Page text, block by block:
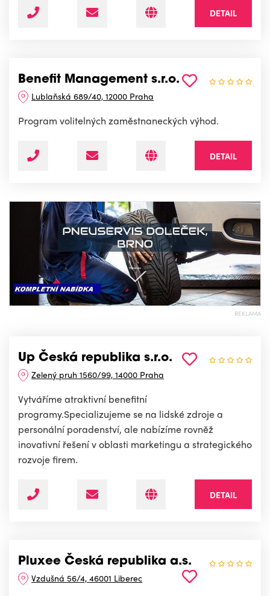
DETAIL
Benefit Management s.r.o.
Lublaňská 689/40, 12000 Praha
Program volitelných zaměstnaneckých výhod.
DETAIL
REKLAMA
Up Česká republika s.r.o.
Zelený pruh 1560/99, 14000 Praha
Vytváříme atraktivní benefitní
programy.Specializujeme se na lidské zdroje a
personální poradenství, ale nabízíme rovněž
inovativní řešení v oblasti marketingu a strategického
rozvoje firem.
DETAIL
Pluxee Česká republika a.s.
Vzdušná 56/4, 46001 Liberec